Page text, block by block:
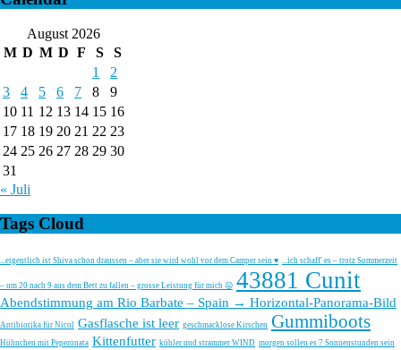
August 2026
M D M D F S
S
1
2
3
4 5 6 7 8
9
10 11 12 13 14 15 16
17 18 19 20 21 22 23
24 25 26 27 28 29 30
31
« Juli
Tags Cloud
...eigentlich ist Shiva schon draussen – aber sie wird wohl vor dem Camper sein ♥ ...ich schaff' es – trotz Sommerzeit
– um 20 nach 9 aus dem Bett zu fallen – grosse Leistung für mich 😛 43881 Cunit
Abendstimmung am Rio Barbate – Spain → Horizontal-Panorama-Bild
Antibiotika für Nicol Gasflasche ist leer geschmacklose Kirschen Gummiboots
Hühnchen mit Peperonata Kittenfutter kühler und strammer WIND morgen sollen es 7 Sonnenstunden sein